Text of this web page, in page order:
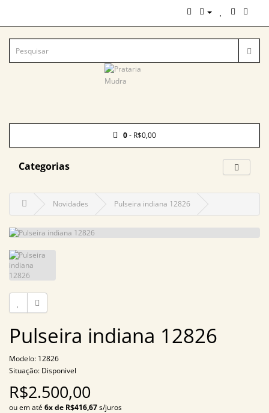
0- R$0,00
Categorias
Novidades Pulseira indiana 12826
Pulseira indiana 12826
Modelo: 12826
Situação: Disponivel
R$2.500,00
ou em até6x de R$416,67s/juros